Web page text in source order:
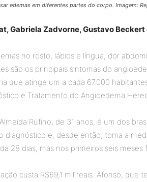
edemas em diferentes partes do corpo. Imagem:
Gabriela Zadvorne, Gustavo
no rosto, lábios e língua; dor
são os principais sintomas do
que atinge um a cada 67.000
e Tratamento do Angioedema
Rufino, de 31 anos, é um dos
diagnóstico e, desde então, toma a
28 dias, mas nos primeiros seis meses
custa R$69,1 mil reais. Afonso, que